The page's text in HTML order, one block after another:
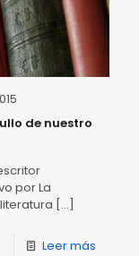
de nuestro
por La
[…]
Leer más